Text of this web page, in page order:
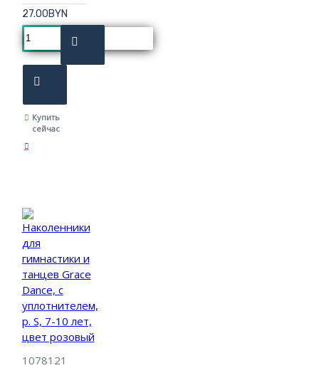
27.00BYN
Купить
сейчас
1078121